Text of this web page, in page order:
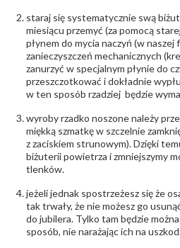
odpowiedzialny:
Opole; NIP
Bezpieczeństwo
- rodzaj
ostrzeżenia:
Nie nadaje się dla
,Elementy w
staraj się systematycznie swą
miesiącu przemyć (za pomocą
płynem do mycia naczyń (w
zanieczyszczeń mechanicznych
zanurzyć w specjalnym płynie do
przeszczotkować i dokładnie
w ten sposób rzadziej będzie
wyroby rzadko noszone należy
miękką szmatkę w szczelnie
z zaciskiem strunowym). Dzięki
biżuterii powietrza i zmniejszymy
tlenków.
jeżeli jednak spostrzeżesz się że
tak trwały, że nie możesz go
do jubilera. Tylko tam będzie
sposób, nie narażając ich na